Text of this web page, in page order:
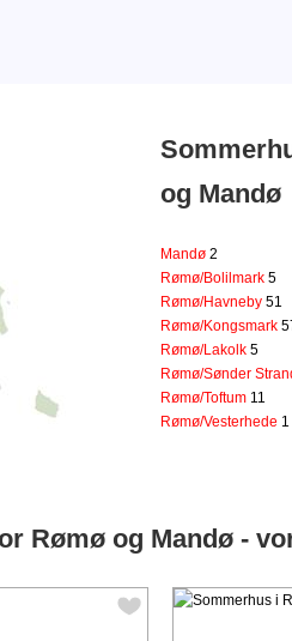
og Mandø
Mandø 2
Rømø/Bolilmark 5
Rømø/Havneby 51
Rømø/Kongsmark
Rømø/Lakolk 5
Rømø/Sønder
Rømø/Toftum 11
Rømø/Vesterhede 1
Rømø og Mandø -